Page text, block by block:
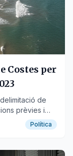
Costes per
de
prèvies i
Política